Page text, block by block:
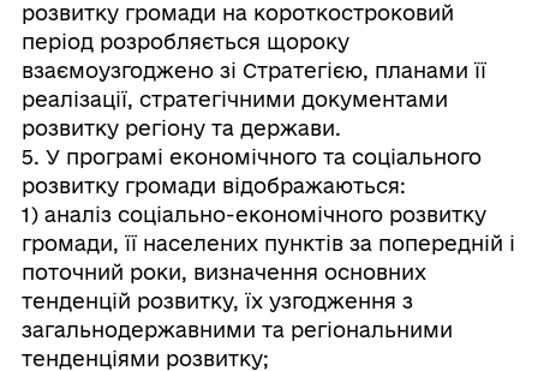
розвитку громади на короткостроковий
період розробляється щороку
взаємоузгоджено зі Стратегією, планами її
реалізації, стратегічними документами
розвитку регіону та держави.
5. У програмі економічного та соціального
розвитку громади відображаються:
1) аналіз соціально-економічного розвитку
громади, її населених пунктів за попередній і
поточний роки, визначення основних
тенденцій розвитку, їх узгодження з
загальнодержавними та регіональними
тенденціями розвитку;